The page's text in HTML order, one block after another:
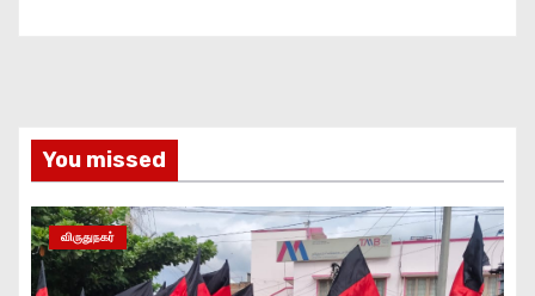
You missed
விருதுநகர்